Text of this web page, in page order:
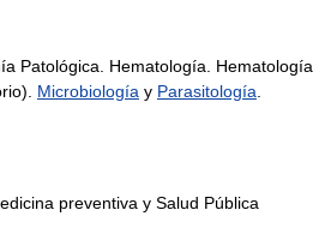
Patológica. Hematología. Hematología
Microbiología y Parasitología
preventiva y Salud Pública